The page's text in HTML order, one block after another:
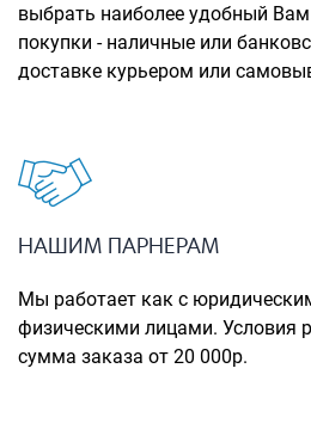
ШОППЕРЫ
Кейсы и
Аксессуары
Мешки для
Пеналы
выбрать наиболее удобный
покупки - наличные или
доставке курьером или
НАШИМ ПАРНЕРАМ
Мы работает как с
физическими лицами. Условия
сумма заказа от 20 000р.